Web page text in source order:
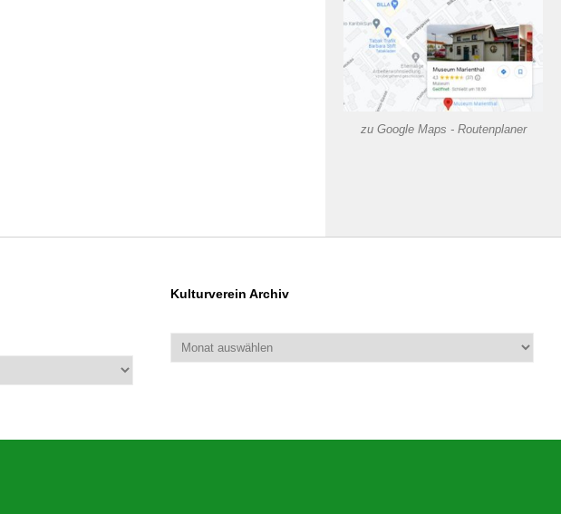
zu Google Maps - Routenplaner
Kulturverein Archiv
Archiv